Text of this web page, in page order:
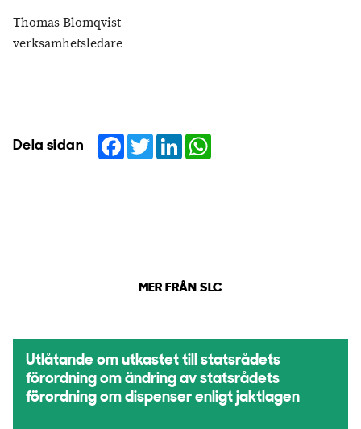
Thomas Blomqvist
verksamhetsledare
Dela sidan Facebook
TwitterLinkedIn
MER FRÅN SLC
Utlåtande om utkastet till statsrådets
förordning om ändring av statsrådets
förordning om dispenser enligt jaktlagen